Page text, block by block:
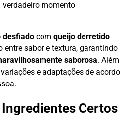
momento
desfiado com queijo derretido
entre sabor e textura, garantindo
saborosa. Além
e adaptações de acordo
Certos